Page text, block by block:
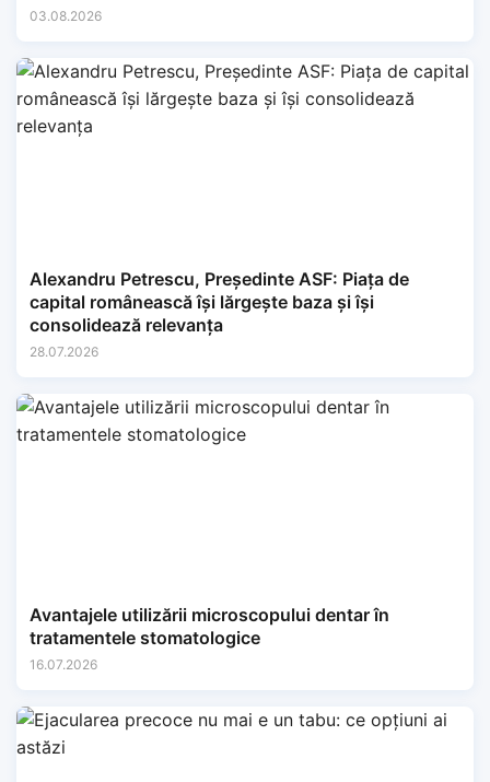
03.08.2026
Alexandru Petrescu, Președinte ASF: Piața de
capital românească își lărgește baza și își
consolidează relevanța
28.07.2026
Avantajele utilizării microscopului dentar în
tratamentele stomatologice
16.07.2026